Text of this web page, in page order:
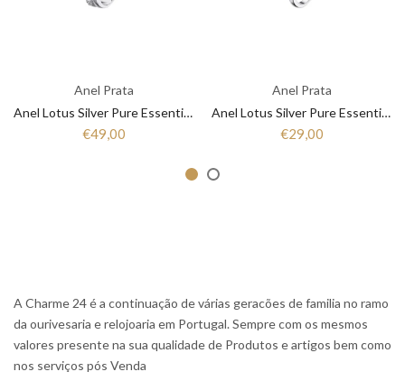
Anel Prata
Anel Lotus Silver Pure Essential LP3446-3/1 Mulher Prata
€49,00
Anel Prata
Anel Lotus Silver Pure Essential LP3443-3/1 Mulher Prata
€29,00
A Charme 24 é a continuação de várias geracões de familia no ramo
da ourivesaria e relojoaria em Portugal. Sempre com os mesmos
valores presente na sua qualidade de Produtos e artigos bem como
nos serviços pós Venda